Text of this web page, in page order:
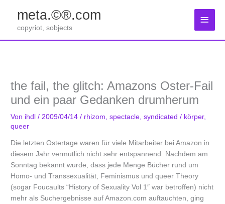
springen
meta.©®.com
copyriot, sobjects
the fail, the glitch: Amazons Oster-Fail
und ein paar Gedanken drumherum
Von ihdl/ 2009/04/14/ rhizom ,spectacle ,syndicated / körper,
queer
Die letzten Ostertage waren für viele Mitarbeiter bei Amazon in
diesem Jahr vermutlich nicht sehr entspannend. Nachdem am
Sonntag bekannt wurde, dass jede Menge Bücher rund um
Homo- und Transsexualität, Feminismus und queer Theory
(sogar Foucaults “History of Sexuality Vol 1″ war betroffen) nicht
mehr als Suchergebnisse auf Amazon.com auftauchten, ging